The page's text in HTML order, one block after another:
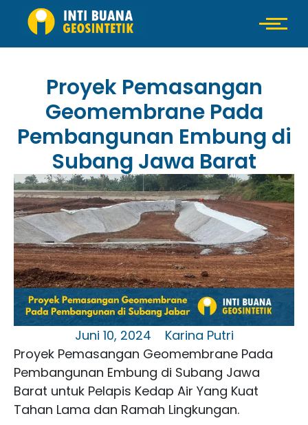
Proyek Pemasangan
Geomembrane Pada
Pembangunan Embung di
Subang Jawa Barat
Juni 10, 2024
Karina Putri
Proyek Pemasangan Geomembrane Pada
Pembangunan Embung di Subang Jawa
Barat untuk Pelapis Kedap Air Yang Kuat
Tahan Lama dan Ramah Lingkungan.